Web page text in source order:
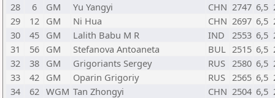
28
6 GM Yu Yangyi CHN 2747 6,5
29
12 GM Ni Hua CHN 2697 6,5
30
45 GM Lalith Babu M R IND 2553 6,5
31
56 GM Stefanova Antoaneta BUL 2515 6,5
32
38 GM Grigoriants Sergey RUS 2580 6,5
33
42 GM Oparin Grigoriy RUS 2565 6,5
34
62 WGM Tan Zhongyi CHN 2504 6,5